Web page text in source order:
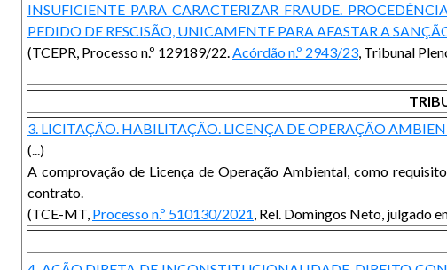
INSUFICIENTE PARA CARACTERIZAR FRAUDE.
PEDIDO DE RESCISÃO, UNICAMENTE PARA AFASTAR A
(TCEPR, Processo n.º 129189/22.Acórdão n.º 2943/23, Tribunal
3. LICITAÇÃO. HABILITAÇÃO. LICENÇA DE OPERAÇÃO
(...)
A comprovação de Licença de Operação Ambiental, como
contrato.
(TCE-MT, Processo n.º 510130/2021, Rel. Domingos Neto, julgado